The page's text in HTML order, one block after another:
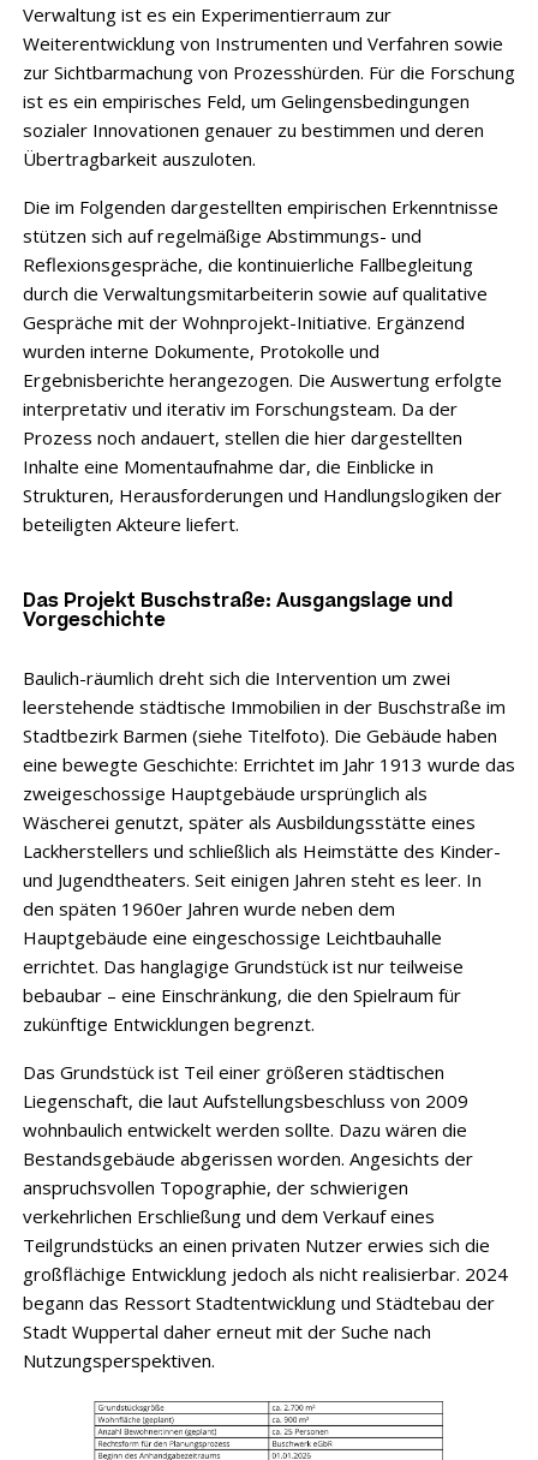
Verwaltung ist es ein Experimentierraum zur
Weiterentwicklung von Instrumenten und Verfahren sowie
zur Sichtbarmachung von Prozesshürden. Für die Forschung
ist es ein empirisches Feld, um Gelingensbedingungen
sozialer Innovationen genauer zu bestimmen und deren
Übertragbarkeit auszuloten.
Die im Folgenden dargestellten empirischen Erkenntnisse
stützen sich auf regelmäßige Abstimmungs- und
Reflexionsgespräche, die kontinuierliche Fallbegleitung
durch die Verwaltungsmitarbeiterin sowie auf qualitative
Gespräche mit der Wohnprojekt-Initiative. Ergänzend
wurden interne Dokumente, Protokolle und
Ergebnisberichte herangezogen. Die Auswertung erfolgte
interpretativ und iterativ im Forschungsteam. Da der
Prozess noch andauert, stellen die hier dargestellten
Inhalte eine Momentaufnahme dar, die Einblicke in
Strukturen, Herausforderungen und Handlungslogiken der
beteiligten Akteure liefert.
Das Projekt Buschstraße: Ausgangslage und
Vorgeschichte
Baulich-räumlich dreht sich die Intervention um zwei
leerstehende städtische Immobilien in der Buschstraße im
Stadtbezirk Barmen (siehe Titelfoto). Die Gebäude haben
eine bewegte Geschichte: Errichtet im Jahr 1913 wurde das
zweigeschossige Hauptgebäude ursprünglich als
Wäscherei genutzt, später als Ausbildungsstätte eines
Lackherstellers und schließlich als Heimstätte des Kinder-
und Jugendtheaters. Seit einigen Jahren steht es leer. In
den späten 1960er Jahren wurde neben dem
Hauptgebäude eine eingeschossige Leichtbauhalle
errichtet. Das hanglagige Grundstück ist nur teilweise
bebaubar – eine Einschränkung, die den Spielraum für
zukünftige Entwicklungen begrenzt.
Das Grundstück ist Teil einer größeren städtischen
Liegenschaft, die laut Aufstellungsbeschluss von 2009
wohnbaulich entwickelt werden sollte. Dazu wären die
Bestandsgebäude abgerissen worden. Angesichts der
anspruchsvollen Topographie, der schwierigen
verkehrlichen Erschließung und dem Verkauf eines
Teilgrundstücks an einen privaten Nutzer erwies sich die
großflächige Entwicklung jedoch als nicht realisierbar. 2024
begann das Ressort Stadtentwicklung und Städtebau der
Stadt Wuppertal daher erneut mit der Suche nach
Nutzungsperspektiven.